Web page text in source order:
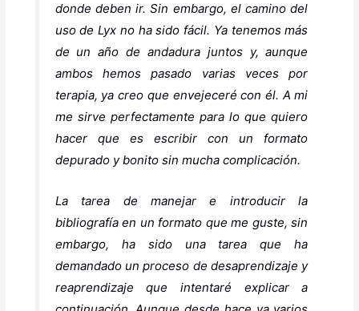
donde deben ir. Sin embargo, el camino del
uso de Lyx no ha sido fácil. Ya tenemos más
de un año de andadura juntos y, aunque
ambos hemos pasado varias veces por
terapia, ya creo que envejeceré con él. A mi
me sirve perfectamente para lo que quiero
hacer que es escribir con un formato
depurado y bonito sin mucha complicación.
La tarea de manejar e introducir la
bibliografía en un formato que me guste, sin
embargo, ha sido una tarea que ha
demandado un proceso de desaprendizaje y
reaprendizaje que intentaré explicar a